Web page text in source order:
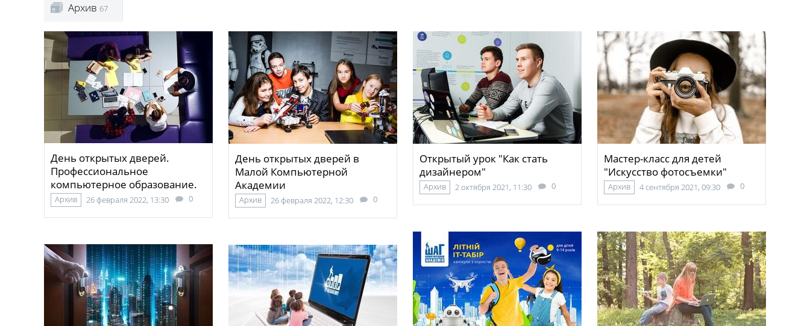
Архив 67
День открытых дверей.
Профессиональное
компьютерное образование.
Архив 26 февраля 2022, 13:30 0
День открытых дверей в
Малой Компьютерной
Академии
Архив 26 февраля 2022, 12:30 0
Открытый урок "Как стать
дизайнером"
Архив 2 октября 2021, 11:30 0
Мастер-класс для детей
"Искусство фотосъемки"
Архив 4 сентября 2021, 09:30 0